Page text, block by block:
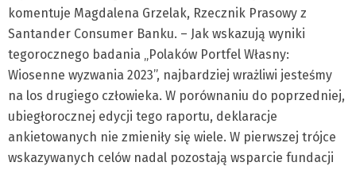
komentuje Magdalena Grzelak, Rzecznik Prasowy z
Santander Consumer Banku. – Jak wskazują wyniki
tegorocznego badania „Polaków Portfel Własny:
Wiosenne wyzwania 2023”, najbardziej wrażliwi jesteśmy
na los drugiego człowieka. W porównaniu do poprzedniej,
ubiegłorocznej edycji tego raportu, deklaracje
ankietowanych nie zmieniły się wiele. W pierwszej trójce
wskazywanych celów nadal pozostają wsparcie fundacji